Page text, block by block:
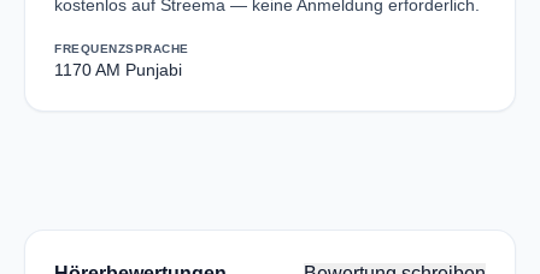
kostenlos auf Streema — keine Anmeldung erforderlich.
FREQUENZ
1170 AM
SPRACHE
Punjabi